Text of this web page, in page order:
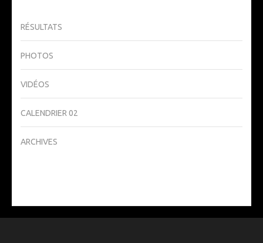
RÉSULTATS
PHOTOS
VIDÉOS
CALENDRIER 02
ARCHIVES